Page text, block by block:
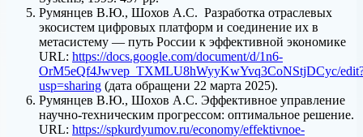
Румянцев В.Ю., Шохов А.С. Разработка отраслевых
экосистем цифровых платформ и соединение их в
метасистему — путь России к эффективной экономике
URL: https://docs.google.com/document/d/1n6-
OrM5eQf4Jwvep_TXMLU8hWyyKwYvq3CoNStjDCyc/
usp=sharing (дата обращени 22 марта 2025).
Румянцев В.Ю., Шохов А.С. Эффективное управление
научно-техническим прогрессом: оптимальное решение.
URL: https://spkurdyumov.ru/economy/effektivnoe-